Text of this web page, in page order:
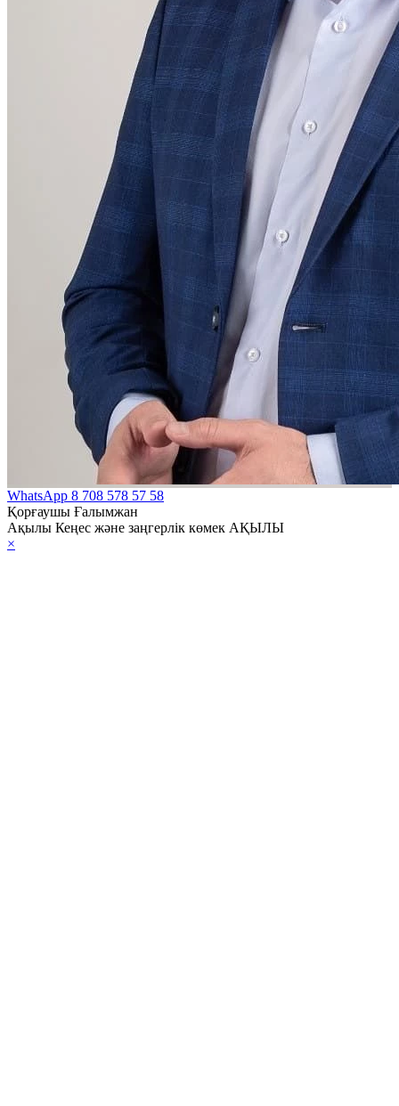
WhatsApp 8 708 578 57 58
Қорғаушы Ғалымжан
Ақылы Кеңес және заңгерлік көмек АҚЫЛЫ
×